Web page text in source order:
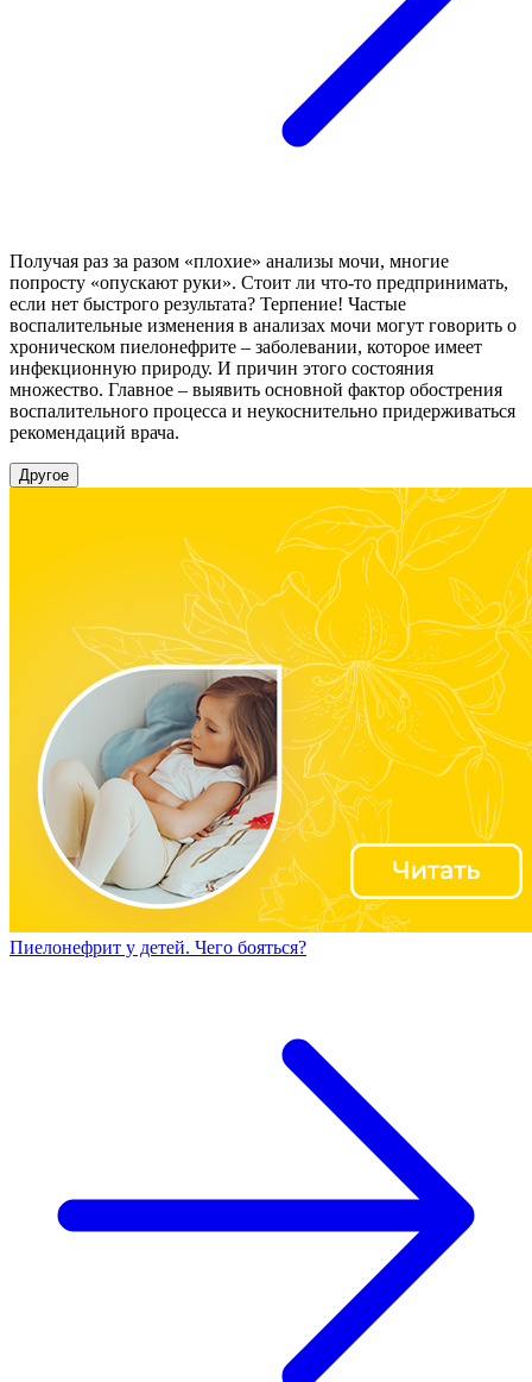
Получая раз за разом «плохие» анализы мочи, многие
попросту «опускают руки». Стоит ли что-то предпринимать,
если нет быстрого результата? Терпение! Частые
воспалительные изменения в анализах мочи могут говорить о
хроническом пиелонефрите – заболевании, которое имеет
инфекционную природу. И причин этого состояния
множество. Главное – выявить основной фактор обострения
воспалительного процесса и неукоснительно придерживаться
рекомендаций врача.
Другое
Пиелонефрит у детей. Чего бояться?